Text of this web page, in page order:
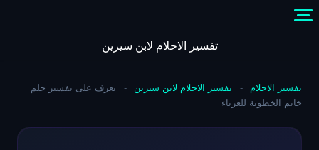
content
تفسير الاحلام لابن سيرين
تفسير الاحلام - تفسير الاحلام لابن سيرين -
تعرف على تفسير حلم
خاتم الخطوبة للعزباء